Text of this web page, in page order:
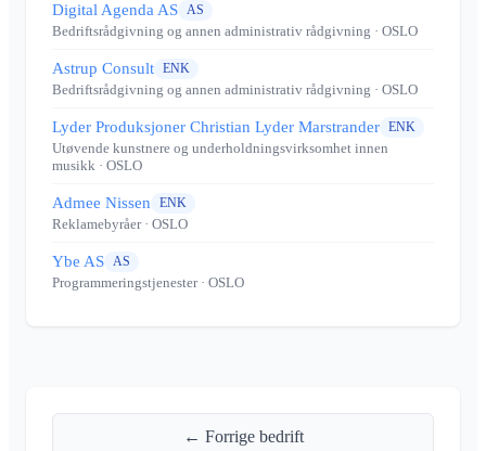
Digital Agenda AS AS
Bedriftsrådgivning og annen administrativ rådgivning · OSLO
Astrup Consult ENK
Bedriftsrådgivning og annen administrativ rådgivning · OSLO
Lyder Produksjoner Christian Lyder Marstrander ENK
Utøvende kunstnere og underholdningsvirksomhet innen
musikk · OSLO
Admee Nissen ENK
Reklamebyråer· OSLO
Ybe AS AS
Programmeringstjenester· OSLO
← Forrige bedrift